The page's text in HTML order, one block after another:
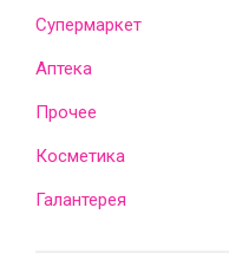
Супермаркет
Аптека
Прочее
Косметика
Галантерея